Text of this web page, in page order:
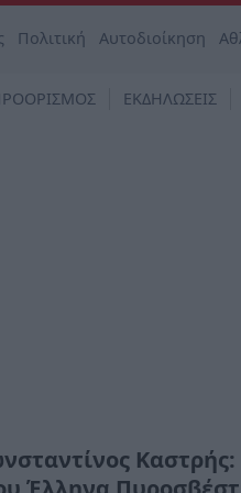
Πολιτική Αυτοδιοίκηση
ΕΚΔΗΛΩΣΕΙΣ
Καστρής: